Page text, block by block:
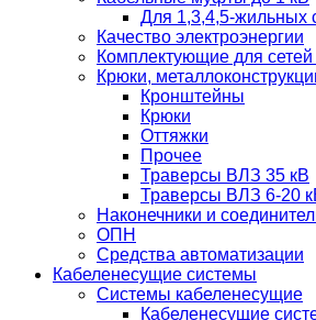
Для 1,3,4,5-жильных
Качество электроэнергии
Комплектующие для
Крюки,
Кронштейны
Крюки
Оттяжки
Прочее
Траверсы ВЛЗ 35 кВ
Траверсы ВЛЗ 6-20
Наконечники и
ОПН
Средства автоматизации
Кабеленесущие системы
Системы кабеленесущие
Кабеленесущие